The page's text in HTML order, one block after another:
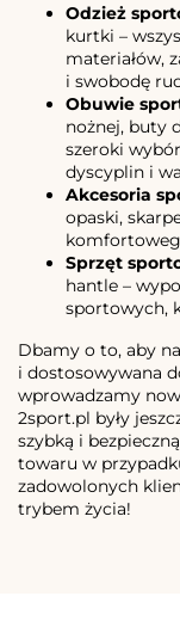
Odzież
kurtki –
materiałów,
i swobodę
Obuwie
nożnej, buty
szeroki
dyscyplin i
Akcesoria
opaski,
Sprzęt
hantle –
sportowych,
Dbamy o to, aby
i dostosowywana
wprowadzamy
2sport.pl były
szybką i
towaru w
zadowolonych
trybem życia!